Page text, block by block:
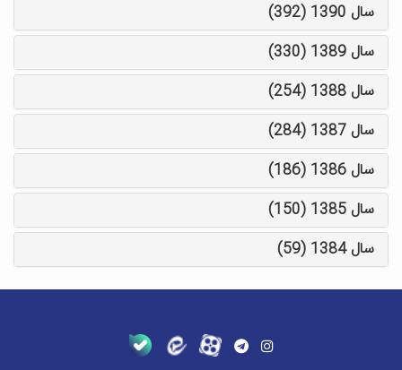
سال 1390 (392)
سال 1389 (330)
سال 1388 (254)
سال 1387 (284)
سال 1386 (186)
سال 1385 (150)
سال 1384 (59)